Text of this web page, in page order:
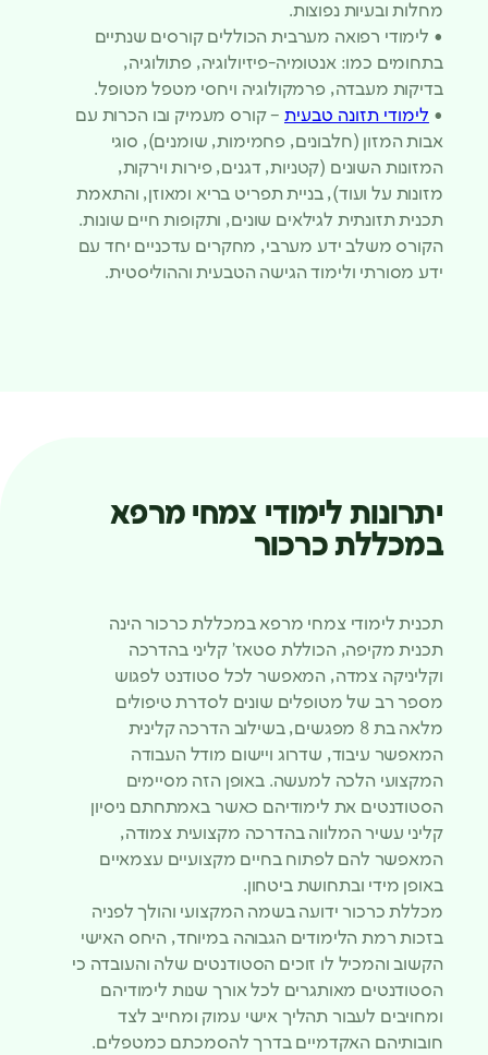
מחלות ובעיות נפוצות.
• לימודי רפואה מערבית הכוללים קורסים שנתיים
בתחומים כמו: אנטומיה-פיזיולוגיה, פתולוגיה,
בדיקות מעבדה, פרמקולוגיה ויחסי מטפל מטופל.
• לימודי תזונה טבעית – קורס מעמיק ובו הכרות עם
אבות המזון (חלבונים, פחמימות, שומנים), סוגי
המזונות השונים (קטניות, דגנים, פירות וירקות,
מזונות על ועוד), בניית תפריט בריא ומאוזן, והתאמת
תכנית תזונתית לגילאים שונים, ותקופות חיים שונות.
הקורס משלב ידע מערבי, מחקרים עדכניים יחד עם
ידע מסורתי ולימוד הגישה הטבעית וההוליסטית.
יתרונות לימודי צמחי מרפא
במכללת כרכור
תכנית לימודי צמחי מרפא במכללת כרכור הינה
תכנית מקיפה, הכוללת סטאז’ קליני בהדרכה
וקליניקה צמדה, המאפשר לכל סטודנט לפגוש
מספר רב של מטופלים שונים לסדרת טיפולים
מלאה בת 8 מפגשים, בשילוב הדרכה קלינית
המאפשר עיבוד, שדרוג ויישום מודל העבודה
המקצועי הלכה למעשה. באופן הזה מסיימים
הסטודנטים את לימודיהם כאשר באמתחתם ניסיון
קליני עשיר המלווה בהדרכה מקצועית צמודה,
המאפשר להם לפתוח בחיים מקצועיים עצמאיים
באופן מידי ובתחושת ביטחון.
מכללת כרכור ידועה בשמה המקצועי והולך לפניה
בזכות רמת הלימודים הגבוהה במיוחד, היחס האישי
הקשוב והמכיל לו זוכים הסטודנטים שלה והעובדה כי
הסטודנטים מאותגרים לכל אורך שנות לימודיהם
ומחויבים לעבור תהליך אישי עמוק ומחייב לצד
חובותיהם האקדמיים בדרך להסמכתם כמטפלים.